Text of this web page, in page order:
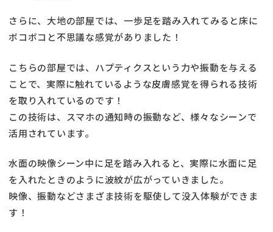
さらに、大地の部屋では、一歩足を踏み入れてみると床に
ボコボコと不思議な感覚がありました！
こちらの部屋では、ハプティクスという力や振動を与える
ことで、実際に触れているような皮膚感覚を得られる技術
を取り入れているのです！
この技術は、スマホの通知時の振動など、様々なシーンで
活用されています。
水面の映像シーン中に足を踏み入れると、実際に水面に足
を入れたときのように波紋が広がっていきました。
映像、振動などさまざま技術を駆使して没入体験ができま
す！